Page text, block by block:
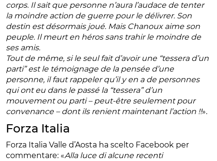
corps. Il sait que personne n’aura l’audace de tenter
la moindre action de guerre pour le délivrer. Son
destin est désormais joué. Mais Chanoux aime son
peuple. Il meurt en héros sans trahir le moindre de
ses amis.
Tout de même, si le seul fait d’avoir une “tessera d’un
parti” est le témoignage de la pensée d’une
personne, il faut rappeler qu’il y en a de personnes
qui ont eu dans le passé la “tessera” d’un
mouvement ou parti – peut-être seulement pour
convenance – dont ils renient maintenant l’action !!».
Forza Italia
Forza Italia Valle d’Aosta ha scelto Facebook per
commentare: «Alla luce di alcune recenti